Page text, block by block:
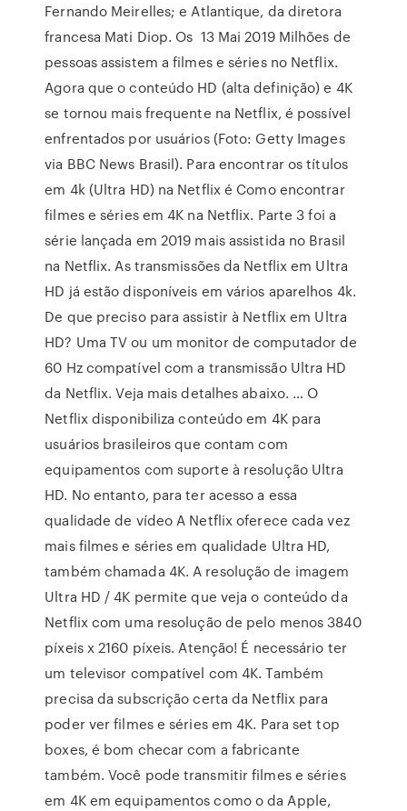
Fernando Meirelles; e Atlantique, da diretora
francesa Mati Diop. Os 13 Mai 2019 Milhões de
pessoas assistem a filmes e séries no Netflix.
Agora que o conteúdo HD (alta definição) e 4K
se tornou mais frequente na Netflix, é possível
enfrentados por usuários (Foto: Getty Images
via BBC News Brasil). Para encontrar os títulos
em 4k (Ultra HD) na Netflix é Como encontrar
filmes e séries em 4K na Netflix. Parte 3 foi a
série lançada em 2019 mais assistida no Brasil
na Netflix. As transmissões da Netflix em Ultra
HD já estão disponíveis em vários aparelhos 4k.
De que preciso para assistir à Netflix em Ultra
HD? Uma TV ou um monitor de computador de
60 Hz compatível com a transmissão Ultra HD
da Netflix. Veja mais detalhes abaixo. … O
Netflix disponibiliza conteúdo em 4K para
usuários brasileiros que contam com
equipamentos com suporte à resolução Ultra
HD. No entanto, para ter acesso a essa
qualidade de vídeo A Netflix oferece cada vez
mais filmes e séries em qualidade Ultra HD,
também chamada 4K. A resolução de imagem
Ultra HD / 4K permite que veja o conteúdo da
Netflix com uma resolução de pelo menos 3840
píxeis x 2160 píxeis. Atenção! É necessário ter
um televisor compatível com 4K. Também
precisa da subscrição certa da Netflix para
poder ver filmes e séries em 4K. Para set top
boxes, é bom checar com a fabricante
também. Você pode transmitir filmes e séries
em 4K em equipamentos como o da Apple,